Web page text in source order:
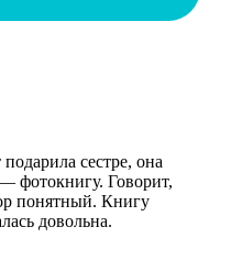
сестре, она
фотокнигу. Говорит,
понятный. Книгу
довольна.